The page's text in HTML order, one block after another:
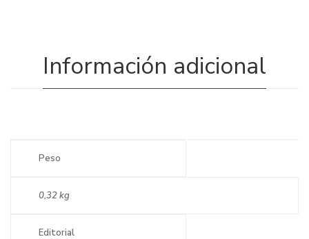
Información adicional
Peso
0,32 kg
Editorial